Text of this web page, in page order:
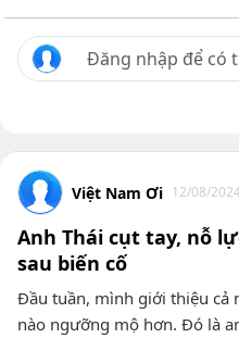
Việt Nam Ơi 12/08/
Anh Thái cụt tay, nỗ
sau biến cố
Đầu tuần, mình giới thiệu cả
nào ngưỡng mộ hơn. Đó là